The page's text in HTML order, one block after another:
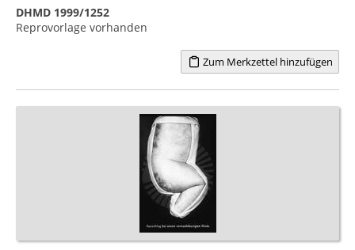
DHMD 1999/1252
Reprovorlage vorhanden
Zum Merkzettel hinzufügen